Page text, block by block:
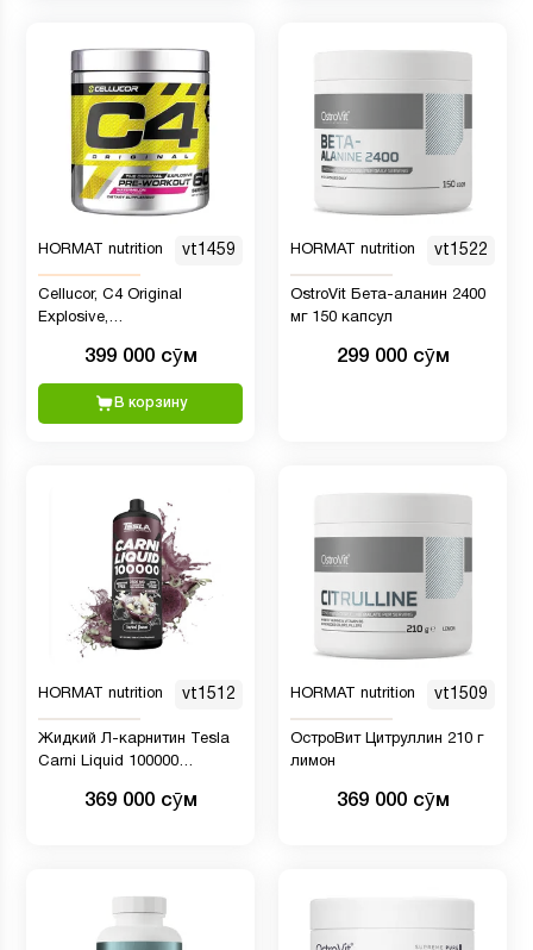
HORMAT nutrition vt1459
Cellucor, C4 Original
Explosive,
комплекс, 390 г
399 000 сӯм
В корзину
HORMAT nutrition vt1522
OstroVit Бета-аланин 2400
мг 150 капсул
299 000 сӯм
HORMAT nutrition vt1512
Жидкий Л-карнитин Tesla
Carni Liquid 100000
вишня фруктовый микс
369 000 сӯм
HORMAT nutrition vt1509
ОстроВит Цитруллин 210 г
лимон
369 000 сӯм